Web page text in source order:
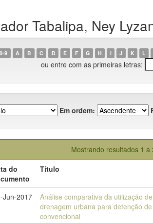
Tabalipa, Ney
0-9 A B C D E F G H I J K L
ou entre com as primeiras letras:
Em ordem:
Mostrando resultados 1 a
do
Título
Jun-2017
Análise comparativa da utilização
drenagem urbana para detenção
convencional